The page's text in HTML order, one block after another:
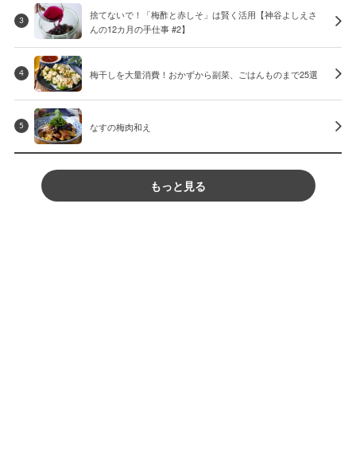
3
捨てないで！「梅酢と赤しそ」は賢く活用【神谷よしえさ
んの12カ月の手仕事 #2】
4 梅干しを大量消費！おかずから副菜、ごはんものまで25選
5 なすの梅肉和え
もっと見る